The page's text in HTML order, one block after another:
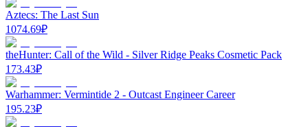
Aztecs: The Last Sun
1074.69₽
theHunter: Call of the Wild - Silver Ridge Peaks Cosmetic Pack
173.43₽
Warhammer: Vermintide 2 - Outcast Engineer Career
195.23₽